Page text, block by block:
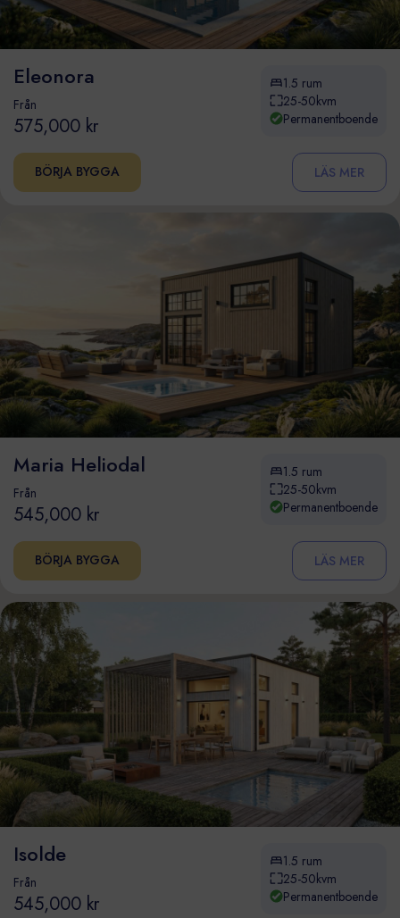
Eleonora
Från
575,000 kr
1.5 rum
25-50kvm
Permanentboende
BÖRJA BYGGA LÄS MER
Maria Heliodal
Från
545,000 kr
1.5 rum
25-50kvm
Permanentboende
BÖRJA BYGGA LÄS MER
Isolde
Från
545,000 kr
1.5 rum
25-50kvm
Permanentboende